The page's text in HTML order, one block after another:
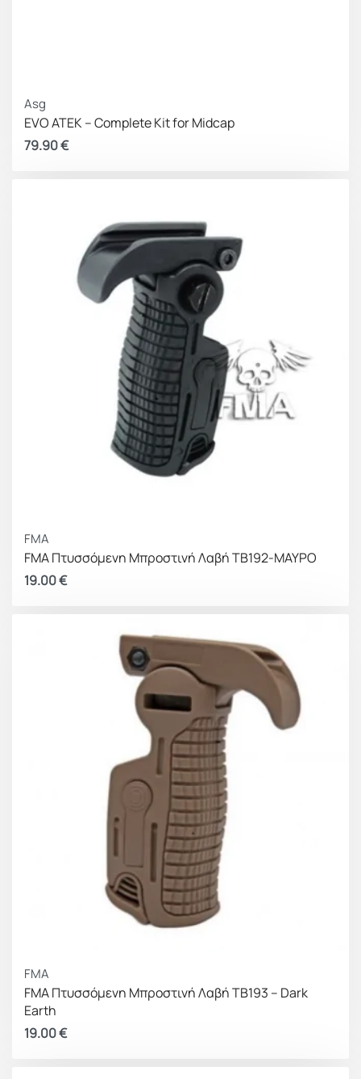
Asg
EVO ATEK – Complete Kit for Midcap
79.90€
FMA
FMA Πτυσσόμενη Μπροστινή Λαβή TB192-ΜΑΥΡΟ
19.00€
FMA
FMA Πτυσσόμενη Μπροστινή Λαβή TB193 – Dark
Earth
19.00€